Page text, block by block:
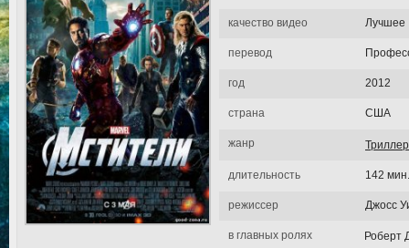
качество видео Лучшее
перевод
год 2012
страна США
жанр Триллер
длительность 142 мин.
режиссер Джосс
в главных ролях
Роберт